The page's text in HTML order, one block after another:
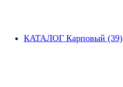
КАТАЛОГ Карповый (39)